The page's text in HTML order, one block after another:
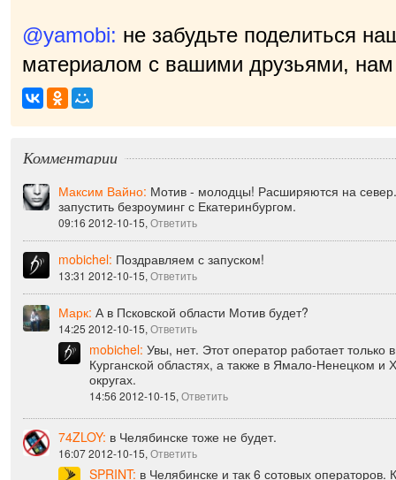
@yamobi: не забудьте поделиться
материалом с вашими друзьями, нам
приятно
Комментарии
Максим Вайно: Мотив - молодцы! Расширяются на
запустить безроуминг с Екатеринбургом.
09:16 2012-10-15,
Поздравляем с запуском!
Марк: А в Псковской области Мотив будет?
14:25 2012-10-15,Ответить
mobichel:
Увы, нет. Этот оператор работает только
Курганской областях, а также в Ямало-Ненецком и
74ZLOY:в Челябинске тоже не будет.